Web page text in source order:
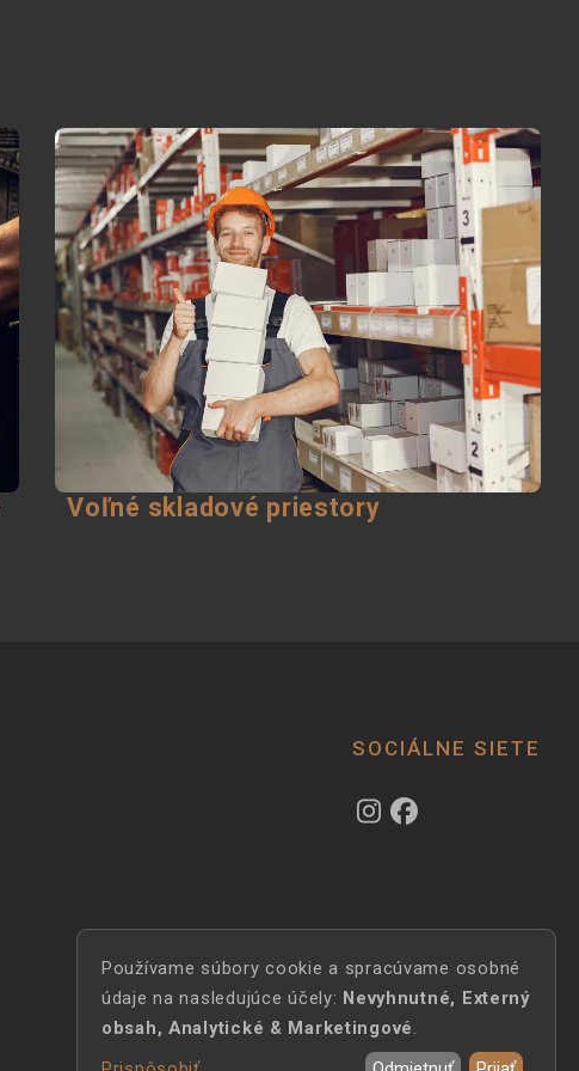
Voľné skladové priestory
SOCIÁLNE SIETE
Use
of
Používame súbory cookie a spracúvame osobné
údaje na nasledujúce účely: Nevyhnutné, Externý
obsah, Analytické & Marketingové.